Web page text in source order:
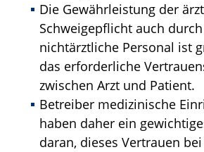
Die Gewährleistung der
Schweigepflicht auch
nichtärztliche Personal ist
das erforderliche
zwischen Arzt und Patient.
Betreiber medizinische
haben daher ein
daran, dieses Vertrauen